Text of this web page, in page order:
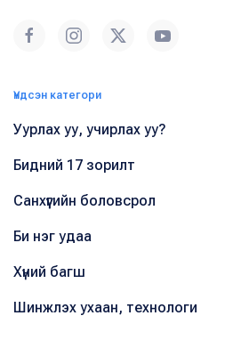
Үндсэн категори
Уурлах уу, учирлах уу?
Бидний 17 зорилт
Санхүүгийн боловсрол
Би нэг удаа
Хүний багш
Шинжлэх ухаан, технологи